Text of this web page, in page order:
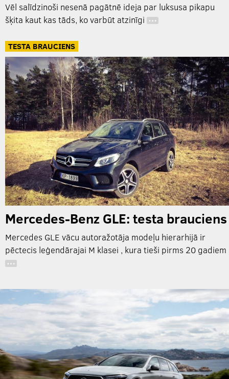
Vēl salīdzinoši nesenā pagātnē ideja par luksusa pikapu
šķita kaut kas tāds, ko varbūt atzinīgi …
TESTA BRAUCIENS
Mercedes-Benz GLE: testa brauciens
Mercedes GLE vācu autoražotāja modeļu hierarhijā ir
pēctecis leģendārajai M klasei , kura tieši pirms 20 gadiem
…